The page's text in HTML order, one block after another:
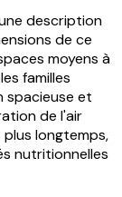
description
de ce
moyens à
familles
spacieuse et
de l'air
longtemps,
nutritionnelles